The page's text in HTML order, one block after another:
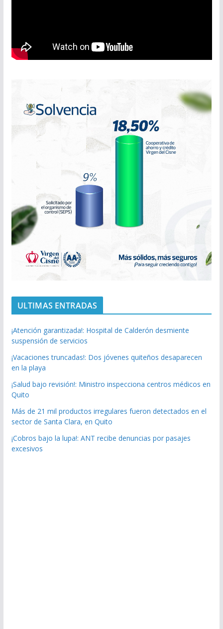
ULTIMAS ENTRADAS
¡Atención garantizada!: Hospital de Calderón desmiente
suspensión de servicios
¡Vacaciones truncadas!: Dos jóvenes quiteños desaparecen
en la playa
¡Salud bajo revisión!: Ministro inspecciona centros médicos en
Quito
Más de 21 mil productos irregulares fueron detectados en el
sector de Santa Clara, en Quito
¡Cobros bajo la lupa!: ANT recibe denuncias por pasajes
excesivos